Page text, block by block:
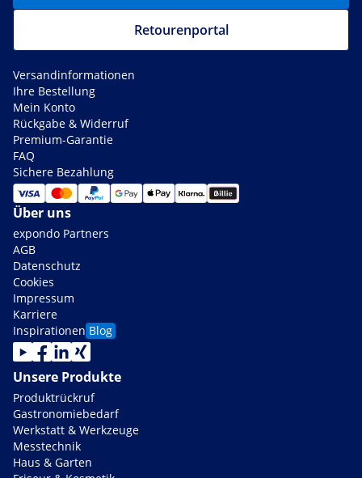
Retourenportal
Versandinformationen
Ihre Bestellung
Mein Konto
Rückgabe & Widerruf
Premium-Garantie
FAQ
Sichere Bezahlung
Über uns
expondo Partners
AGB
Datenschutz
Cookies
Impressum
Karriere
Inspirationen Blog
Unsere Produkte
Produktrückruf
Gastronomiebedarf
Werkstatt & Werkzeuge
Messtechnik
Haus & Garten